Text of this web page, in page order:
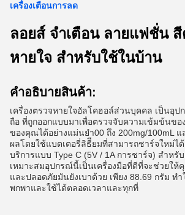
เครื่องเตือนการลด
ลอยส์ จําเตือน ลายแฟชั่น สี
หายใจ สําหรับใช้ในบ้าน
คําอธิบายสินค้า:
เครื่องตรวจหายใจอัลโคฮอล์ส่วนบุคคล เป็นอุ
ถือ ที่ถูกออกแบบมาเพื่อตรวจจับความเข้มข้นขอ
ของคุณได้อย่างแม่นยํา00 ถึง 200mg/100mL แ
ผลโดยใช้แบตเตอรี่ลิธีียมที่สามารถชาร์จใหม่ได้
บริการแบบ Type C (5V / 1A การชาร์จ) สําหรั
เหมาะสมอุปกรณ์นี้เป็นเครื่องมือที่ดีที่จะช่วยใ
และปลอดภัยมันยังเบาด้วย เพียง 88.69 กรัม ทํ
พกพาและใช้ได้ตลอดเวลาและทุกที่